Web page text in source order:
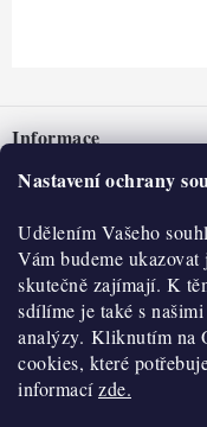
Nastavení ochrany
Udělením Vašeho
Vám budeme
skutečně zajímají. K
sdílíme je také s
analýzy. Kliknutím na
cookies, které
informacízde.
pInformace
Nepřevzetí zásilky na
Obchodní podmínky
Hodnocení obchodu
Blog
Moje objednávka
O nás
Historie
Kontakty
O nákupu
Reklamace a vratky
Výdejní místa